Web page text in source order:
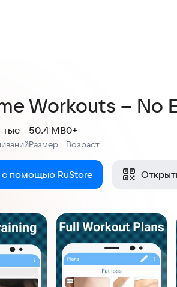
Workouts – No
тыс
Размер
50.4 MB
Возраст
0+
с помощью RuStore